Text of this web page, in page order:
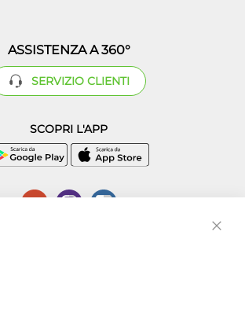
ASSISTENZA A 360°
SERVIZIO CLIENTI
SCOPRI L'APP